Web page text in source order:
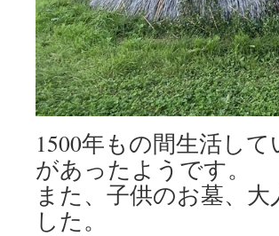
1500年もの間生活し
があったようです。
また、子供のお墓、
した。